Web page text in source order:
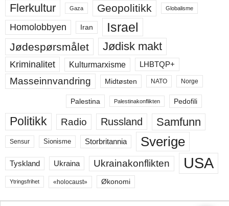
Flerkultur Gaza Geopolitikk Globalisme
Homolobbyen Iran Israel
Jødespørsmålet Jødisk makt
Kriminalitet Kulturmarxisme LHBTQP+
Masseinnvandring Midtøsten NATO Norge
Palestina Palestinakonflikten Pedofili
Politikk Radio Russland Samfunn
Sensur Sionisme Storbritannia Sverige
Tyskland Ukraina Ukrainakonflikten USA
Ytringsfrihet «holocaust» Økonomi